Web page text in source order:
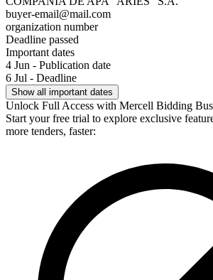
buyer-email@mail.com
organization number
Deadline passed
Important dates
4 Jun - Publication date
6 Jul - Deadline
Show all important dates
Unlock Full Access with Mercell Bidding
Start your free trial to explore exclusive
more tenders, faster: